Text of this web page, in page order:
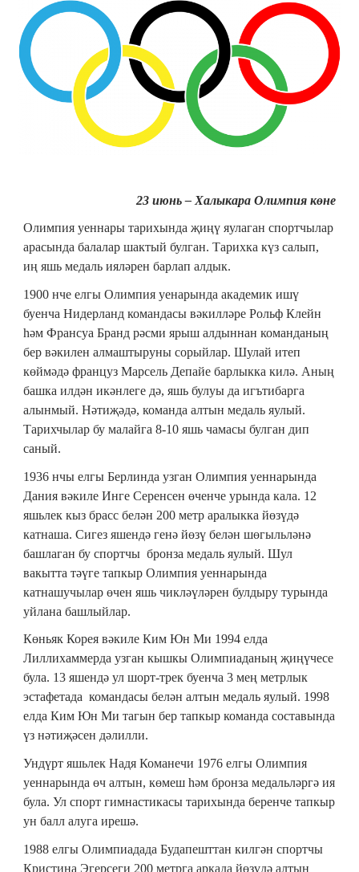
23 июнь – Халыкара Олимпия көне
Олимпия уеннары тарихында җиңү яулаган спортчылар
арасында балалар шактый булган. Тарихка күз салып,
иң яшь медаль ияләрен барлап алдык.
1900 нче елгы Олимпия уенарында академик ишү
буенча Нидерланд командасы вәкилләре Рольф Клейн
һәм Франсуа Бранд рәсми ярыш алдыннан команданың
бер вәкилен алмаштыруны сорыйлар. Шулай итеп
көймәдә француз Марсель Депайе барлыкка килә. Аның
башка илдән икәнлеге дә, яшь булуы да игътибарга
алынмый. Нәтиҗәдә, команда алтын медаль яулый.
Тарихчылар бу малайга 8-10 яшь чамасы булган дип
саный.
1936 нчы елгы Берлинда узган Олимпия уеннарында
Дания вәкиле Инге Серенсен өченче урында кала. 12
яшьлек кыз брасс белән 200 метр аралыкка йөзүдә
катнаша. Сигез яшендә генә йөзү белән шөгыльләнә
башлаган бу спортчы бронза медаль яулый. Шул
вакытта тәүге тапкыр Олимпия уеннарында
катнашучылар өчен яшь чикләүләрен булдыру турында
уйлана башлыйлар.
Көньяк Корея вәкиле Ким Юн Ми 1994 елда
Лиллихаммерда узган кышкы Олимпиаданың җиңүчесе
була. 13 яшендә ул шорт-трек буенча 3 мең метрлык
эстафетада командасы белән алтын медаль яулый. 1998
елда Ким Юн Ми тагын бер тапкыр команда составында
үз нәтиҗәсен дәлилли.
Ундүрт яшьлек Надя Команечи 1976 елгы Олимпия
уеннарында өч алтын, көмеш һәм бронза медальләргә ия
була. Ул спорт гимнастикасы тарихында беренче тапкыр
ун балл алуга ирешә.
1988 елгы Олимпиадада Будапешттан килгән спортчы
Кристина Эгерсеги 200 метрга аркада йөзүдә алтын